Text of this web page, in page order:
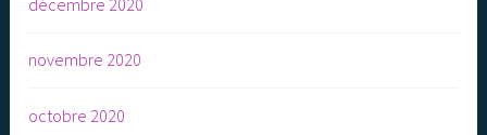
novembre 2020
octobre 2020